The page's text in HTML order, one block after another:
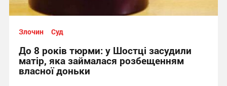
Злочин Суд
До 8 років тюрми: у Шостці засудили
матір, яка займалася розбещенням
власної доньки